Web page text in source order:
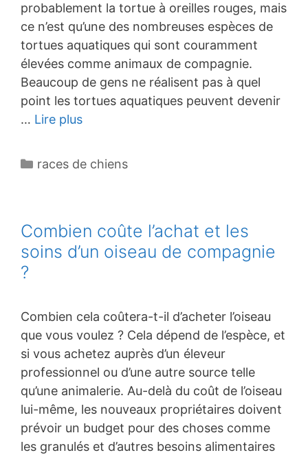
probablement la tortue à oreilles rouges, mais
ce n’est qu’une des nombreuses espèces de
tortues aquatiques qui sont couramment
élevées comme animaux de compagnie.
Beaucoup de gens ne réalisent pas à quel
point les tortues aquatiques peuvent devenir
… Lire plus
Catégories
races de chiens
Combien coûte l’achat et les
soins d’un oiseau de compagnie
?
Combien cela coûtera-t-il d’acheter l’oiseau
que vous voulez ? Cela dépend de l’espèce, et
si vous achetez auprès d’un éleveur
professionnel ou d’une autre source telle
qu’une animalerie. Au-delà du coût de l’oiseau
lui-même, les nouveaux propriétaires doivent
prévoir un budget pour des choses comme
les granulés et d’autres besoins alimentaires